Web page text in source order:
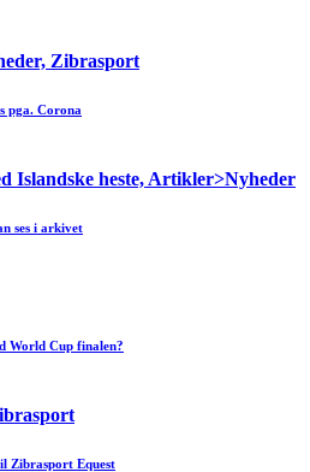
Zibrasport
pga. Corona
Islandske heste, Artikler>Nyheder
ses i arkivet
World Cup finalen?
Zibrasport Equest